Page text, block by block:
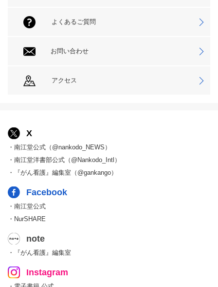
よくあるご質問
お問い合わせ
アクセス
X
・南江堂公式（@nankodo_NEWS）
・南江堂洋書部公式（@Nankodo_Intl）
・『がん看護』編集室（@gankango）
Facebook
・南江堂公式
・NurSHARE
note
・『がん看護』編集室
Instagram